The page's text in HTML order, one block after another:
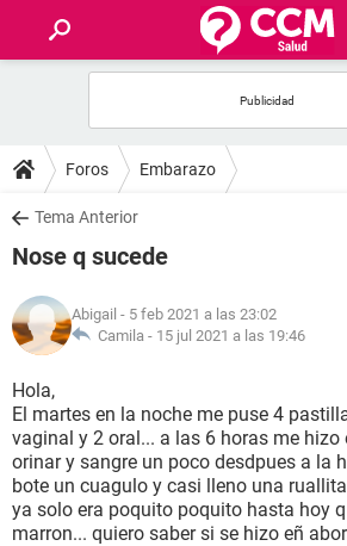
FOROS
SALUD
NUTRICIÓN
BIENESTAR
SEXUALIDAD
GLOSARIO
Foros Embarazo
Tema Anterior
Nose q sucede
Abigail - 5 feb 2021 a las 23:02
Camila - 15 jul 2021 a las 19:46
Hola,
El martes en la noche me puse 4
vaginal y 2 oral... a las 6 horas me hizo
orinar y sangre un poco desdpues a la
bote un cuagulo y casi lleno una
ya solo era poquito poquito hasta hoy
marron... quiero saber si se hizo eñ